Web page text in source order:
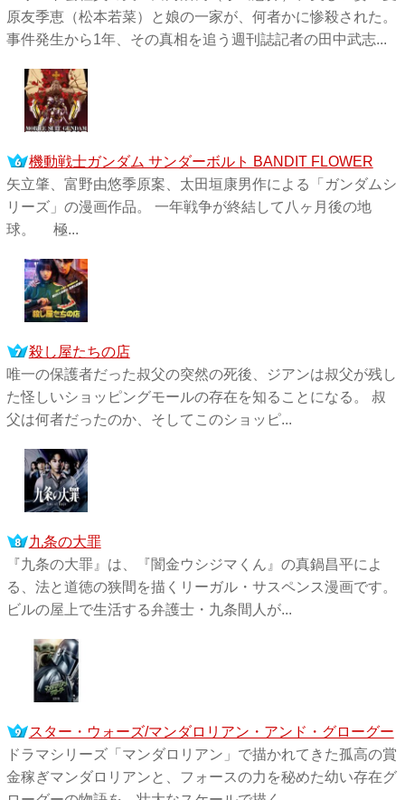
原友季恵（松本若菜）と娘の一家が、何者かに惨殺された。
事件発生から1年、その真相を追う週刊誌記者の田中武志...
機動戦士ガンダム サンダーボルト BANDIT FLOWER
矢立肇、富野由悠季原案、太田垣康男作による「ガンダムシ
リーズ」の漫画作品。 一年戦争が終結して八ヶ月後の地
球。 極...
殺し屋たちの店
唯一の保護者だった叔父の突然の死後、ジアンは叔父が残し
た怪しいショッピングモールの存在を知ることになる。 叔
父は何者だったのか、そしてこのショッピ...
九条の大罪
『九条の大罪』は、『闇金ウシジマくん』の真鍋昌平によ
る、法と道徳の狭間を描くリーガル・サスペンス漫画です。
ビルの屋上で生活する弁護士・九条間人が...
スター・ウォーズ/マンダロリアン・アンド・グローグー
ドラマシリーズ「マンダロリアン」で描かれてきた孤高の賞
金稼ぎマンダロリアンと、フォースの力を秘めた幼い存在グ